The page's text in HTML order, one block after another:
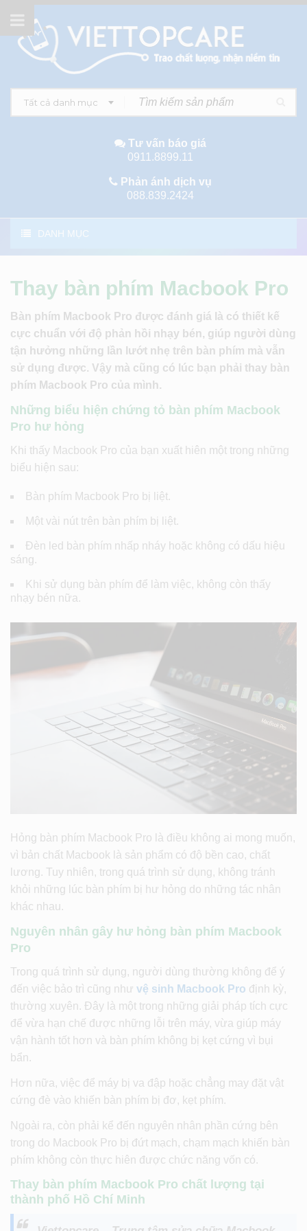
Tất cả danh mục
Tư vấn báo giá
0911.8899.11
Phản ánh dịch vụ
088.839.2424
DANH MỤC
Thay bàn phím Macbook Pro
Bàn phím Macbook Pro được đánh giá là có thiết kế
cực chuẩn với độ phản hồi nhạy bén, giúp người dùng
tận hưởng những lần lướt nhẹ trên bàn phím mà vẫn
sử dụng được. Vậy mà cũng có lúc bạn phải thay bàn
phím Macbook Pro của mình.
Những biểu hiện chứng tỏ bàn phím Macbook
Pro hư hỏng
Khi thấy Macbook Pro của bạn xuất hiên một trong những
biểu hiện sau:
Bàn phím Macbook Pro bị liệt.
Một vài nút trên bàn phím bị liệt.
Đèn led bàn phím nhấp nháy hoặc không có dấu hiệu
sáng.
Khi sử dụng bàn phím để làm việc, không còn thấy
nhạy bén nữa.
Hỏng bàn phím Macbook Pro là điều không ai mong muốn,
vì bản chất Macbook là sản phẩm có độ bền cao, chất
lương. Tuy nhiên, trong quá trình sử dụng, không tránh
khỏi những lúc bàn phím bị hư hỏng do những tác nhân
khác nhau.
Nguyên nhân gây hư hỏng bàn phím Macbook
Pro
Trong quá trình sử dụng, người dùng thường không để ý
đến việc bảo trì cũng như vệ sinh Macbook Pro định kỳ,
thường xuyên. Đây là một trong những giải pháp tích cực
để vừa hạn chế được những lỗi trên máy, vừa giúp máy
vận hành tốt hơn và bàn phím không bị kẹt cứng vì bụi
bẩn.
Hơn nữa, việc để máy bị va đập hoặc chẳng may đặt vật
cứng đè vào khiến bàn phím bị đơ, kẹt phím.
Ngoài ra, còn phải kể đến nguyên nhân phần cứng bên
trong do Macbook Pro bị đứt mạch, chạm mạch khiến bàn
phím không còn thực hiên được chức năng vốn có.
Thay bàn phím Macbook Pro chất lượng tại
thành phố Hồ Chí Minh